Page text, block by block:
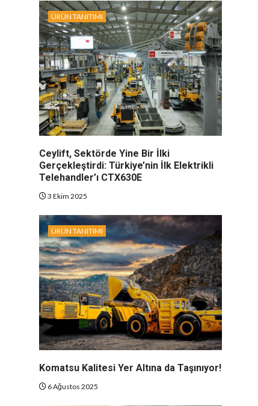
ÜRÜN TANITIMI
Ceylift, Sektörde Yine Bir İlki
Gerçekleştirdi: Türkiye’nin İlk Elektrikli
Telehandler’ı CTX630E
3 Ekim 2025
ÜRÜN TANITIMI
Komatsu Kalitesi Yer Altına da Taşınıyor!
6 Ağustos 2025